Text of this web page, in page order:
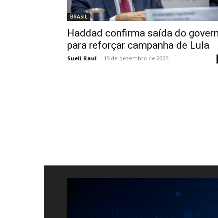
BRASIL
Haddad confirma saída do
para reforçar campanha de Lula
Sueli Raul - 15 de dezembro de 2025